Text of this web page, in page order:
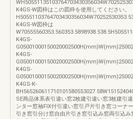
K4GS-W図枠はこの図枠を使用してください。
K4GS-W図枠は
K4GS-
K4GS-
K4GS-
K4GS-K-
SE商品体系表引違い窓2枚建引違い窓3枚建引
ンター窓袖FIX付引違い窓引戸片引き窓コーナ
引き窓引分け窓自由片引き窓引込み窓両引込み